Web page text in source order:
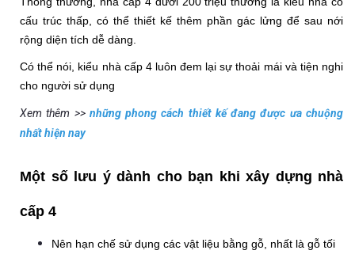
cấu trúc thấp, có thể thiết kế thêm phần gác lửng để sau nới
rộng diện tích dễ dàng.
Có thể nói, kiểu nhà cấp 4 luôn đem lại sự thoải mái và tiện nghi
cho người sử dụng
Xem thêm >> những phong cách thiết kế đang được ưa chuộng
nhất hiện nay
Một số lưu ý dành cho bạn khi xây dựng nhà
cấp 4
Nên hạn chế sử dụng các vật liệu bằng gỗ, nhất là gỗ tối